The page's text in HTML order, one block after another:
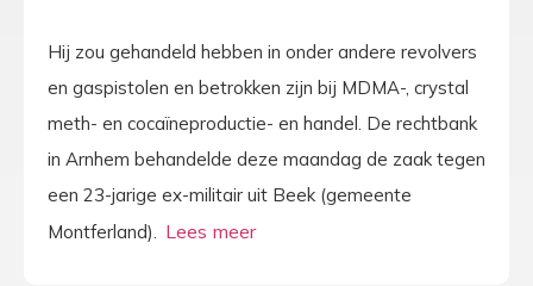
Hij zou gehandeld hebben in onder andere revolvers
en gaspistolen en betrokken zijn bij MDMA-, crystal
meth- en cocaïneproductie- en handel. De rechtbank
in Arnhem behandelde deze maandag de zaak tegen
een 23-jarige ex-militair uit Beek (gemeente
Montferland).